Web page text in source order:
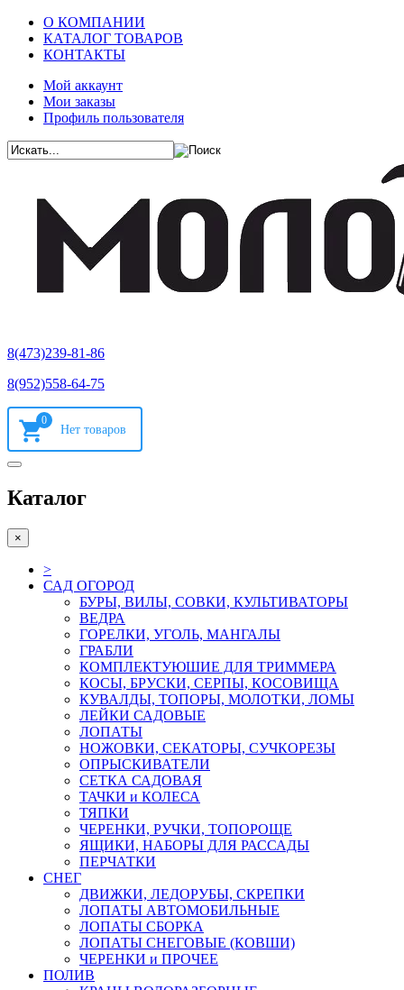
О КОМПАНИИ
КАТАЛОГ ТОВАРОВ
КОНТАКТЫ
Мой аккаунт
Мои заказы
Профиль пользователя
8(473)239-81-86
8(952)558-64-75
0
Каталог
×
>
САД ОГОРОД
БУРЫ, ВИЛЫ, СОВКИ, КУЛЬТИВАТОРЫ
ВЕДРА
ГОРЕЛКИ, УГОЛЬ, МАНГАЛЫ
ГРАБЛИ
КОМПЛЕКТУЮШИЕ ДЛЯ ТРИММЕРА
КОСЫ, БРУСКИ, СЕРПЫ, КОСОВИЩА
КУВАЛДЫ, ТОПОРЫ, МОЛОТКИ, ЛОМЫ
ЛЕЙКИ САДОВЫЕ
ЛОПАТЫ
НОЖОВКИ, СЕКАТОРЫ, СУЧКОРЕЗЫ
ОПРЫСКИВАТЕЛИ
СЕТКА САДОВАЯ
ТАЧКИ и КОЛЕСА
ТЯПКИ
ЧЕРЕНКИ, РУЧКИ, ТОПОРОЩЕ
ЯЩИКИ, НАБОРЫ ДЛЯ РАССАДЫ
ПЕРЧАТКИ
СНЕГ
ДВИЖКИ, ЛЕДОРУБЫ, СКРЕПКИ
ЛОПАТЫ АВТОМОБИЛЬНЫЕ
ЛОПАТЫ СБОРКА
ЛОПАТЫ СНЕГОВЫЕ (КОВШИ)
ЧЕРЕНКИ и ПРОЧЕЕ
ПОЛИВ